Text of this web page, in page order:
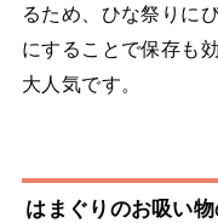
るため、ひな祭りに
にすることで保存も
大人気です。
はまぐりのお吸い